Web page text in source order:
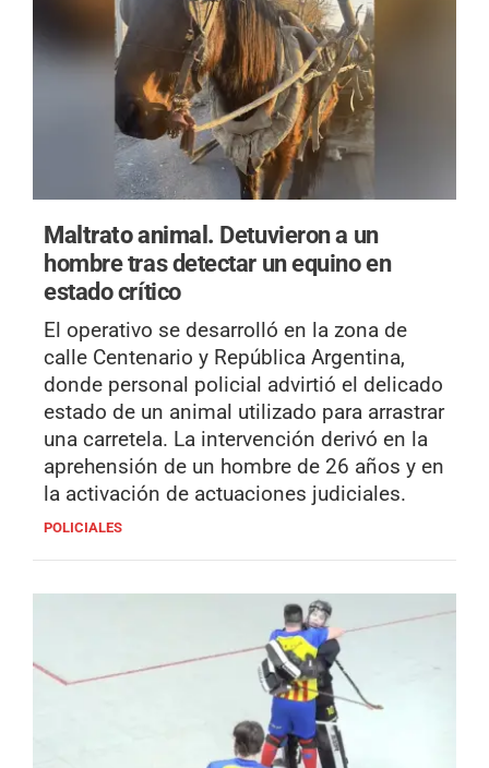
Maltrato animal. Detuvieron a un
hombre tras detectar un equino en
estado crítico
El operativo se desarrolló en la zona de
calle Centenario y República Argentina,
donde personal policial advirtió el delicado
estado de un animal utilizado para arrastrar
una carretela. La intervención derivó en la
aprehensión de un hombre de 26 años y en
la activación de actuaciones judiciales.
POLICIALES